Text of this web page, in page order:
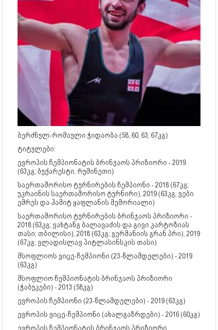
ბერძნულ-რომაული ჭიდაობა (58, 60, 63, 67კგ)
ტიტულები:
ევროპის ჩემპიონატის ბრინჯაოს პრიზიორი - 2019
(63კგ; ბუქარესტი, რუმინეთი)
საერთაშორისო ტურნირების ჩემპიონი - 2018 (67კგ;
უკრაინის საერთაშორისო ტურნირი), 2019 (63კგ; ვები
ემრეს და ჰამიტ ყაფლანის მემორიალი)
საერთაშორისო ტურნირების ბრინჯაოს პრიზიორი -
2018 (63კგ; ვახტანგ ბალავაძის და გივი კარტოზიას
თასი; თბილისი), 2018 (63კგ; გერმანიის გრან პრი), 2019
(67კგ; ვლადისლავ პიტლასინსკის თასი)
მსოფლიოს ვიცე-ჩემპიონი (23-წლამდელები) - 2019
(63კგ)
მსოფლიო ჩემპიონატის ბრინჯაოს პრიზიორი
(ჭაბუკები) - 2013 (58კგ)
ევროპის ჩემპიონი (23-წლამდელები) - 2019 (63კგ)
ევროპის ვიცე-ჩემპიონი (ახალგაზრდები) - 2016 (60კგ)